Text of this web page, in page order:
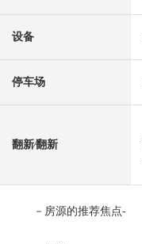
设备
停车场
翻新⁄翻新
－房源的推荐焦点-